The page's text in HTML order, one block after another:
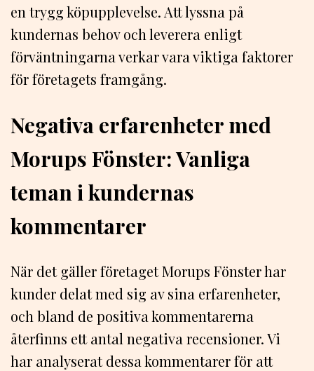
en trygg köpupplevelse. Att lyssna på
kundernas behov och leverera enligt
förväntningarna verkar vara viktiga faktorer
för företagets framgång.
Negativa erfarenheter med
Morups Fönster: Vanliga
teman i kundernas
kommentarer
När det gäller företaget Morups Fönster har
kunder delat med sig av sina erfarenheter,
och bland de positiva kommentarerna
återfinns ett antal negativa recensioner. Vi
har analyserat dessa kommentarer för att